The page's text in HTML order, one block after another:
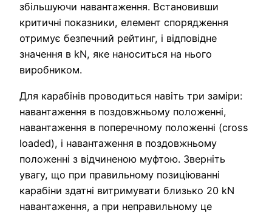
збільшуючи навантаження. Встановивши
критичні показники, елемент спорядження
отримує безпечний рейтинг, і відповідне
значення в kN, яке наноситься на нього
виробником.
Для карабінів проводиться навіть три заміри:
навантаження в поздовжньому положенні,
навантаження в поперечному положенні (cross
loaded), і навантаження в поздовжньому
положенні з відчиненою муфтою. Зверніть
увагу, що при правильному позиціюванні
карабіни здатні витримувати близько 20 kN
навантаження, а при неправильному це